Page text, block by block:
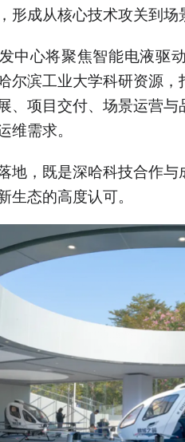
形成从核心技术攻关到场
中心将聚焦智能电液驱
尔滨工业大学科研资源
、项目交付、场景运营
维需求。
地，既是深哈科技合作
生态的高度认可。